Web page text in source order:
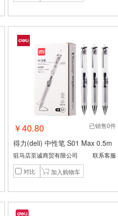
已销售0件
￥40.80
得力(deli) 中性笔 S01 Max 0.5m
m 子弹头 12支/盒 黑 1盒
驻马店至诚商贸有限公司
联系客服
对比